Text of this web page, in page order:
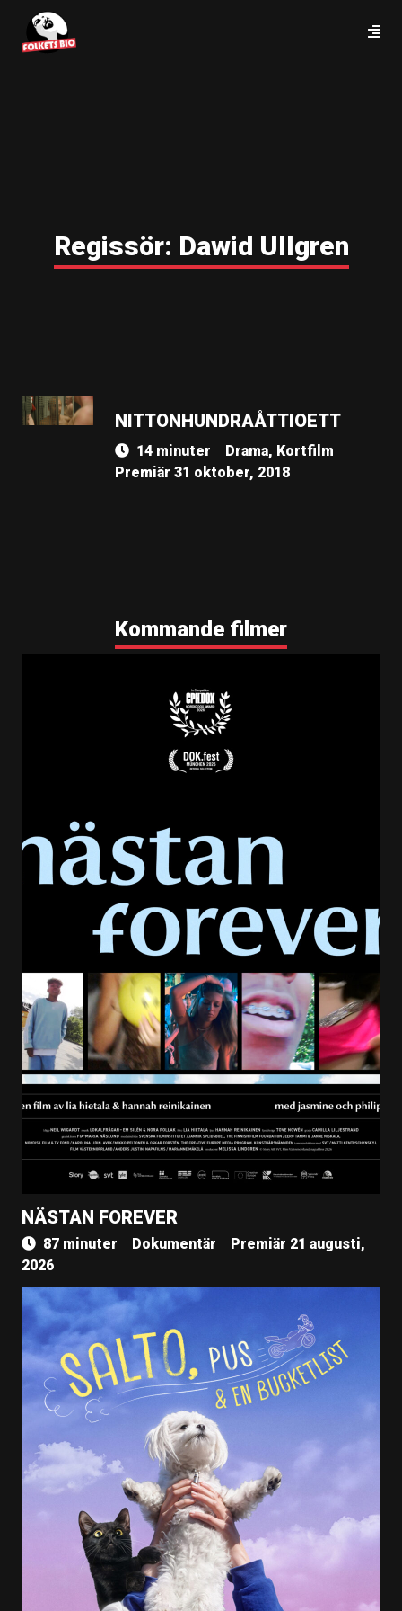
Regissör: Dawid Ullgren
NITTONHUNDRAÅTTIOETT
14 minuter
Drama, Kortfilm
Premiär 31 oktober, 2018
Kommande filmer
NÄSTAN FOREVER
87 minuter Dokumentär
Premiär 21 augusti,
2026